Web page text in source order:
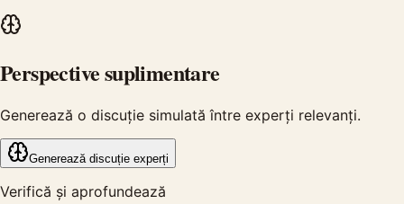
Perspective suplimentare
Generează o discuție simulată între experți relevanți.
Generează discuție experți
Verifică și aprofundează